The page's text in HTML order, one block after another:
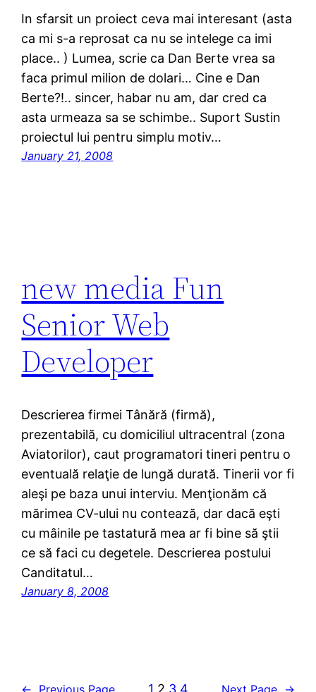
In sfarsit un proiect ceva mai interesant (asta
ca mi s-a reprosat ca nu se intelege ca imi
place.. ) Lumea, scrie ca Dan Berte vrea sa
faca primul milion de dolari… Cine e Dan
Berte?!.. sincer, habar nu am, dar cred ca
asta urmeaza sa se schimbe.. Suport Sustin
proiectul lui pentru simplu motiv…
January 21, 2008
new media Fun
Senior Web
Developer
Descrierea firmei Tânără (firmă),
prezentabilă, cu domiciliul ultracentral (zona
Aviatorilor), caut programatori tineri pentru o
eventuală relaţie de lungă durată. Tinerii vor fi
aleşi pe baza unui interviu. Menţionăm că
mărimea CV-ului nu contează, dar dacă eşti
cu mâinile pe tastatură mea ar fi bine să ştii
ce să faci cu degetele. Descrierea postului
Canditatul…
January 8, 2008
← Previous Page Next Page →